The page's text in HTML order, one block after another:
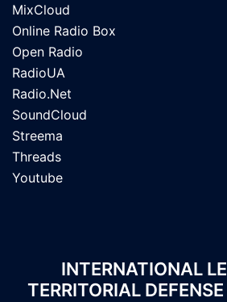
MixCloud
Online Radio Box
Open Radio
RadioUA
Radio.Net
SoundCloud
Streema
Threads
Youtube
INTERNATIONAL
TERRITORIAL